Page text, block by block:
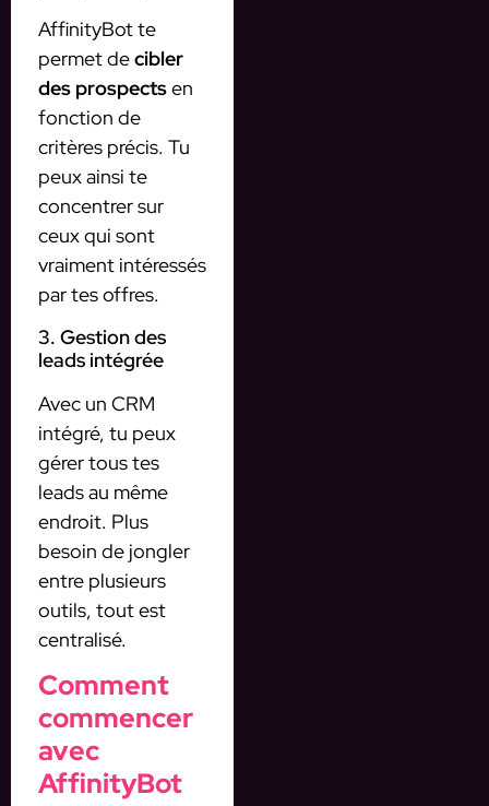
AffinityBot te
permet decibler
des prospectsen
fonction de
critères précis. Tu
peux ainsi te
concentrer sur
ceux qui sont
vraiment intéressés
par tes offres.
3. Gestion des
leads intégrée
Avec un CRM
intégré, tu peux
gérer tous tes
leads au même
endroit. Plus
besoin de jongler
entre plusieurs
outils, tout est
centralisé.
Comment
commencer
avec
AffinityBot